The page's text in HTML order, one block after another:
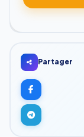
Partager